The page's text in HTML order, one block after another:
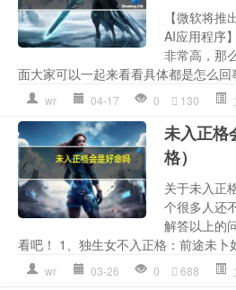
【微软将
AI应用程序
非常高，那
面大家可以一起来看看具体都是怎么回
wr 04-17 0 130
未入正格
格）
关于未入正
个很多人还
解答以上的
看吧！ 1、独生女不入正格：前途未卜
wr 03-26 0 688